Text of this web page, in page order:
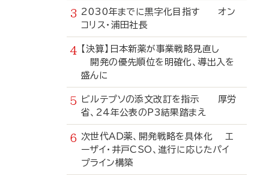
2030年までに黒字化目指す オン
コリス・浦田社長
【決算】日本新薬が事業戦略見直し
開発の優先順位を明確化、導出入を
盛んに
ビルテプソの添文改訂を指示 厚労
省、24年公表のP3結果踏まえ
次世代AD薬、開発戦略を具体化 エ
ーザイ・井戸CSO、進行に応じたパイ
プライン構築